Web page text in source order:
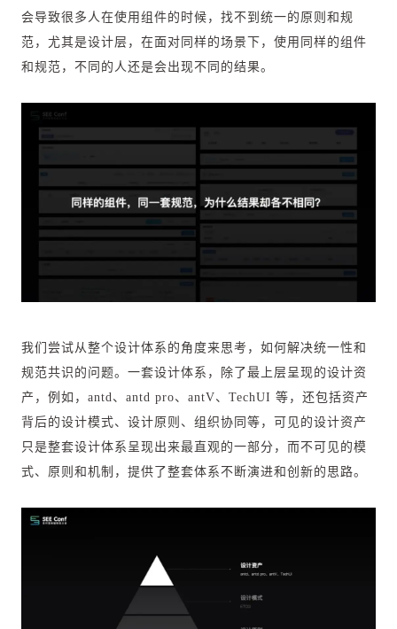
会导致很多人在使用组件的时候，找不到统一的原则和规
范，尤其是设计层，在面对同样的场景下，使用同样的组件
和规范，不同的人还是会出现不同的结果。
我们尝试从整个设计体系的角度来思考，如何解决统一性和
规范共识的问题。一套设计体系，除了最上层呈现的设计资
产，例如，antd、antd pro、antV、TechUI 等，还包括资产
背后的设计模式、设计原则、组织协同等，可见的设计资产
只是整套设计体系呈现出来最直观的一部分，而不可见的模
式、原则和机制，提供了整套体系不断演进和创新的思路。